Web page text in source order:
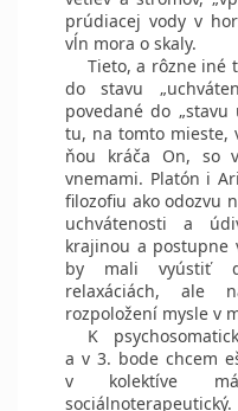
prúdiacej vody v
vĺn mora o skaly.
Tieto, a rôzne iné
do stavu
povedané do
tu, na tomto mieste,
ňou kráča On, so
vnemami. Platón i
filozofiu ako odozvu
uchvátenosti a
krajinou a postupne
by mali vyústiť
relaxáciách, ale
rozpoložení mysle v
K
a v 3. bode chcem
v kolektíve